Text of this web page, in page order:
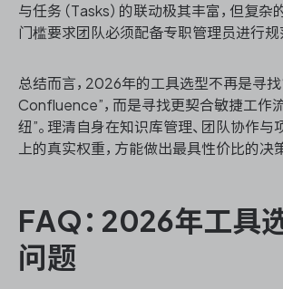
与任务（Tasks）的联动极其丰富，但复杂
门槛要求团队必须配备专职管理员进行规
总结而言，2026年的工具选型不再是寻找
Confluence”，而是寻找更契合敏捷工作
纽”。理清自身在知识库管理、团队协作与
上的真实权重，方能做出最具性价比的决策
FAQ：2026年工具
问题